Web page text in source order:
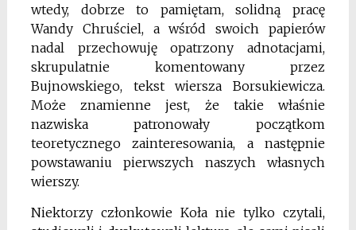
wtedy, dobrze to pamiętam, solidną pracę
Wandy Chruściel, a wśród swoich papierów
nadal przechowuję opatrzony adnotacjami,
skrupulatnie komentowany przez
Bujnowskiego, tekst wiersza Borsukiewicza.
Może znamienne jest, że takie właśnie
nazwiska patronowały początkom
teoretycznego zainteresowania, a następnie
powstawaniu pierwszych naszych własnych
wierszy.
Niektorzy członkowie Koła nie tylko czytali,